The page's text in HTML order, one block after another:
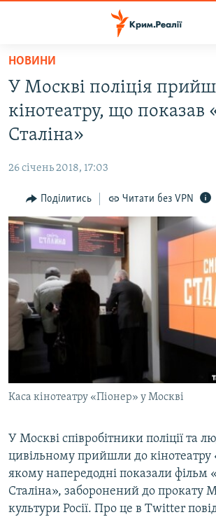
Перейти
основного
матеріалу
Перейти
до
основної
Перейти
до
пошуку
ВІДЕО ТА ФОТО
БЛОГИ
ПОГЛЯД
ІНТЕРВ'Ю
ВСЕ ЗА ДЕНЬ
СПЕЦПРОЕКТИ
ДЕПОРТАЦІЯ
ВІДЕОУРОКИ «ELIFBE»
УКРАЇНСЬКА ПРОБЛЕМА КРИМУ
ІНФОГРАФІКА
ЯК ОБІЙТИ БЛОКУВАННЯ
Русский
ДОЛУЧАЙСЯ!
Усі сайти RFE/RL
НОВИНИ
У Москві поліція
кінотеатру, що показав
Сталіна»
26 січень 2018, 17:03
Поділитись Читати без VPN
Каса кінотеатру «Піонер» у Москві
У Москві співробітники поліції та
цивільному прийшли до кінотеатру
якому напередодні показали фільм
Сталіна», заборонений до прокату
культури Росії. Про це в Twitter